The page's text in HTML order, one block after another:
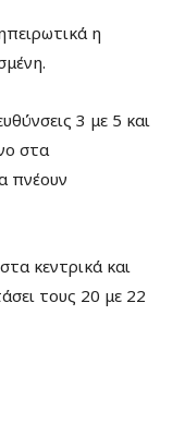
η
3 με 5 και
στα
πνέουν
κεντρικά και
τους 20 με 22